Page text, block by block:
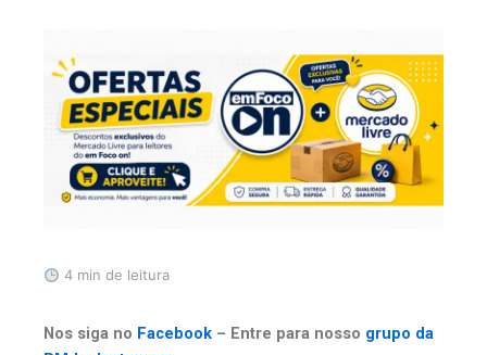
4 min de leitura
Nos siga no Facebook – Entre para nosso grupo da